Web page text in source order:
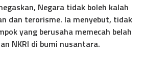
Negara tidak boleh kalah
dan terorisme. Ia menyebut, tidak
yang berusaha memecah belah
NKRI di bumi nusantara.